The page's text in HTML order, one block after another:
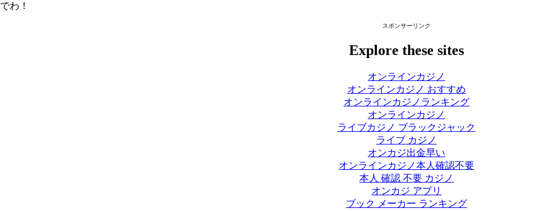
でわ！
スポンサーリンク
Explore these sites
オンラインカジノ
オンラインカジノ おすすめ
オンラインカジノランキング
オンラインカジノ
ライブカジノ ブラックジャック
ライブ カジノ
オンカジ出金早い
オンラインカジノ本人確認不要
本人 確認 不要 カジノ
オンカジ アプリ
ブック メーカー ランキング